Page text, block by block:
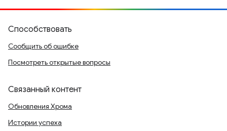
Способствовать
Сообщить об ошибке
Посмотреть открытые вопросы
Связанный контент
Обновления Хрома
Истории успеха